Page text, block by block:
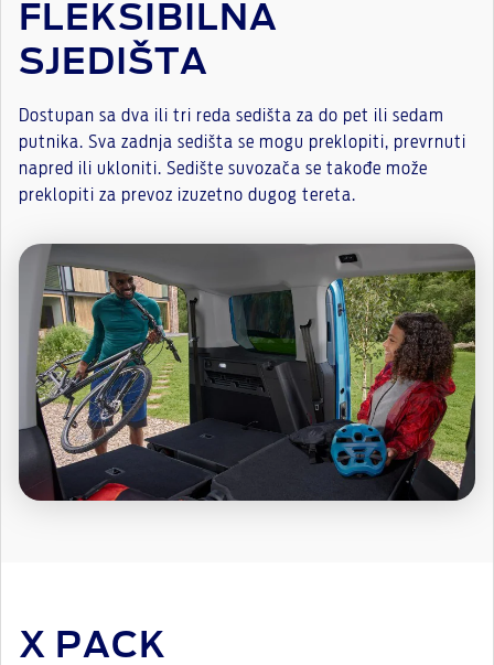
FLEKSIBILNA
SJEDIŠTA
Dostupan sa dva ili tri reda sedišta za do pet ili sedam
putnika. Sva zadnja sedišta se mogu preklopiti, prevrnuti
napred ili ukloniti. Sedište suvozača se takođe može
preklopiti za prevoz izuzetno dugog tereta.
X PACK